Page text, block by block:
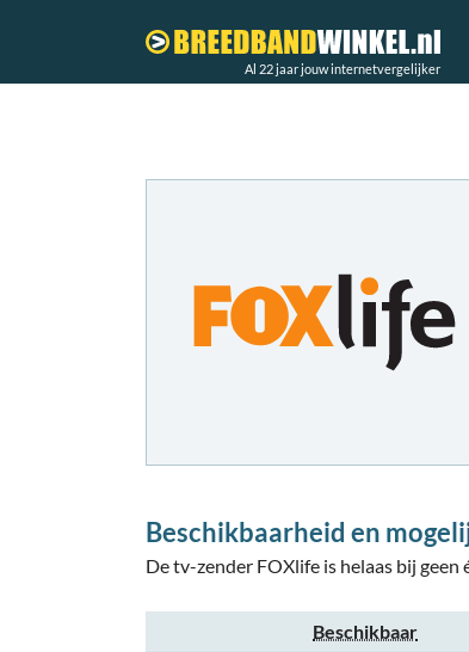
Al 22 jaar jouw internetvergelijker
Beschikbaarheid en
De tv-zender FOXlife is helaas bij geen
Beschikbaar